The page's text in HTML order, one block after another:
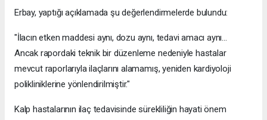
Erbay, yaptığı açıklamada şu değerlendirmelerde bulundu:
"İlacın etken maddesi aynı, dozu aynı, tedavi amacı aynı...
Ancak rapordaki teknik bir düzenleme nedeniyle hastalar
mevcut raporlarıyla ilaçlarını alamamış, yeniden kardiyoloji
polikliniklerine yönlendirilmiştir."
Kalp hastalarının ilaç tedavisinde sürekliliğin hayati önem